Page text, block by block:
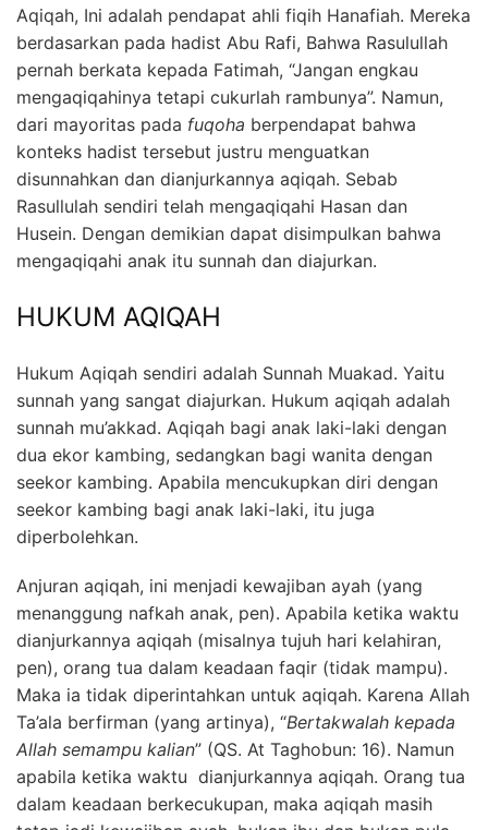
Aqiqah, Ini adalah pendapat ahli fiqih Hanafiah. Mereka
berdasarkan pada hadist Abu Rafi, Bahwa Rasulullah
pernah berkata kepada Fatimah, “Jangan engkau
mengaqiqahinya tetapi cukurlah rambunya”. Namun,
dari mayoritas pada fuqoha berpendapat bahwa
konteks hadist tersebut justru menguatkan
disunnahkan dan dianjurkannya aqiqah. Sebab
Rasullulah sendiri telah mengaqiqahi Hasan dan
Husein. Dengan demikian dapat disimpulkan bahwa
mengaqiqahi anak itu sunnah dan diajurkan.
HUKUM AQIQAH
Hukum Aqiqah sendiri adalah Sunnah Muakad. Yaitu
sunnah yang sangat diajurkan. Hukum aqiqah adalah
sunnah mu’akkad. Aqiqah bagi anak laki-laki dengan
dua ekor kambing, sedangkan bagi wanita dengan
seekor kambing. Apabila mencukupkan diri dengan
seekor kambing bagi anak laki-laki, itu juga
diperbolehkan.
Anjuran aqiqah, ini menjadi kewajiban ayah (yang
menanggung nafkah anak, pen). Apabila ketika waktu
dianjurkannya aqiqah (misalnya tujuh hari kelahiran,
pen), orang tua dalam keadaan faqir (tidak mampu).
Maka ia tidak diperintahkan untuk aqiqah. Karena Allah
Ta’ala berfirman (yang artinya), “Bertakwalah kepada
Allah semampu kalian” (QS. At Taghobun: 16). Namun
apabila ketika waktu dianjurkannya aqiqah. Orang tua
dalam keadaan berkecukupan, maka aqiqah masih